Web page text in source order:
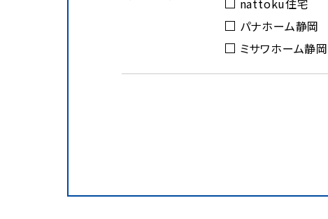
nattoku住宅
パナホーム静岡
ミサワホーム静岡